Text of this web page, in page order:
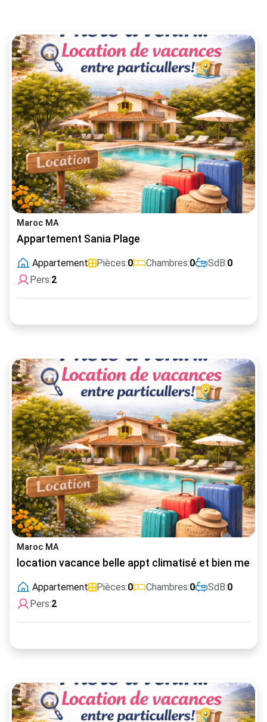
Maroc MA
Appartement Sania Plage
Appartement Pièces:0 Chambres:0 SdB:0
Pers:2
Maroc MA
location vacance belle appt climatisé et bien
Appartement Pièces:0 Chambres:0 SdB:0
Pers:2